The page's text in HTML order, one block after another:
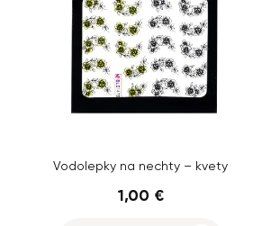
Vodolepky na nechty – kvety
1,00 €